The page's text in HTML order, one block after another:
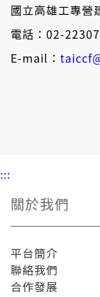
國立高雄工專營
電話：02-
E-mail：
:::
關於我們
平台簡介
聯絡我們
合作發展